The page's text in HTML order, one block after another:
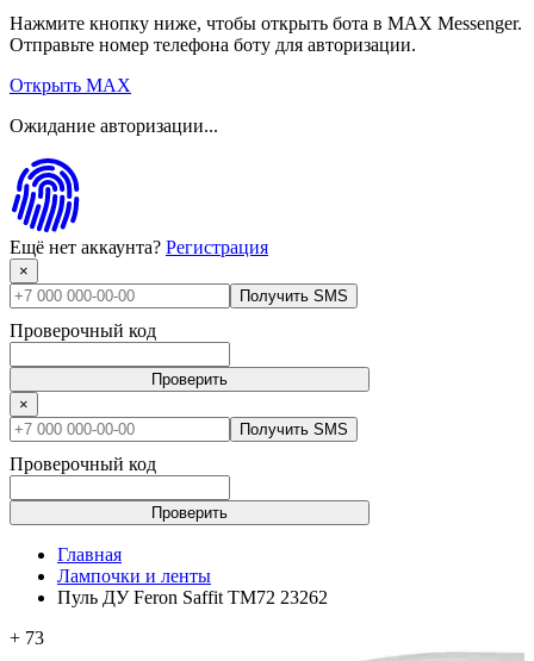
Нажмите кнопку ниже, чтобы открыть бота в MAX Messenger.
Отправьте номер телефона боту для авторизации.
Открыть MAX
Ожидание авторизации...
Ещё нет аккаунта? Регистрация
×
Получить SMS
Проверочный код
Проверить
×
Получить SMS
Проверочный код
Проверить
Главная
Лампочки и ленты
Пуль ДУ Feron Saffit TM72 23262
+ 73